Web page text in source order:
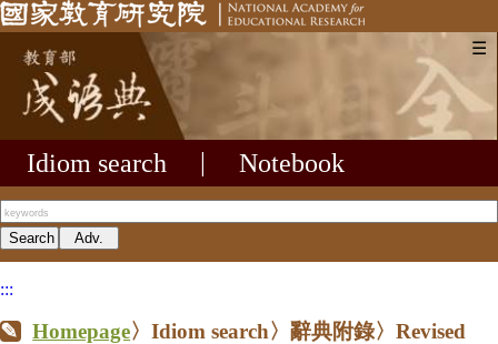
☰
Idiom search Notebook
:::
Homepage〉Idiom search〉辭典附錄〉Revised